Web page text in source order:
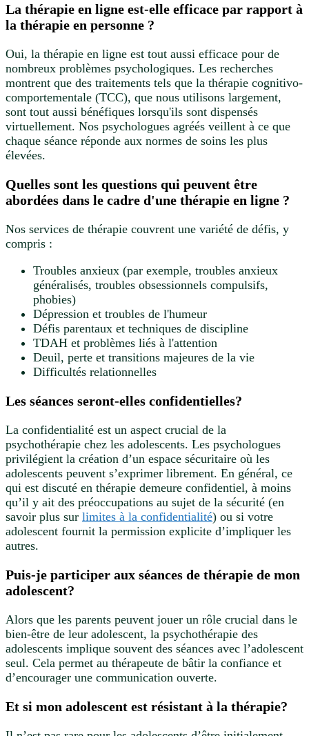
La thérapie en ligne est-elle efficace par rapport à
la thérapie en personne ?
Oui, la thérapie en ligne est tout aussi efficace pour de
nombreux problèmes psychologiques. Les recherches
montrent que des traitements tels que la thérapie cognitivo-
comportementale (TCC), que nous utilisons largement,
sont tout aussi bénéfiques lorsqu'ils sont dispensés
virtuellement. Nos psychologues agréés veillent à ce que
chaque séance réponde aux normes de soins les plus
élevées.
Quelles sont les questions qui peuvent être
abordées dans le cadre d'une thérapie en ligne ?
Nos services de thérapie couvrent une variété de défis, y
compris :
Troubles anxieux (par exemple, troubles anxieux
généralisés, troubles obsessionnels compulsifs,
phobies)
Dépression et troubles de l'humeur
Défis parentaux et techniques de discipline
TDAH et problèmes liés à l'attention
Deuil, perte et transitions majeures de la vie
Difficultés relationnelles
Les séances seront-elles confidentielles?
La confidentialité est un aspect crucial de la
psychothérapie chez les adolescents. Les psychologues
privilégient la création d’un espace sécuritaire où les
adolescents peuvent s’exprimer librement. En général, ce
qui est discuté en thérapie demeure confidentiel, à moins
qu’il y ait des préoccupations au sujet de la sécurité (en
savoir plus sur limites à la confidentialité) ou si votre
adolescent fournit la permission explicite d’impliquer les
autres.
Puis-je participer aux séances de thérapie de mon
adolescent?
Alors que les parents peuvent jouer un rôle crucial dans le
bien-être de leur adolescent, la psychothérapie des
adolescents implique souvent des séances avec l’adolescent
seul. Cela permet au thérapeute de bâtir la confiance et
d’encourager une communication ouverte.
Et si mon adolescent est résistant à la thérapie?